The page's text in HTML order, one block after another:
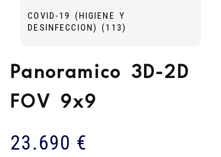
COVID-19 (HIGIENE Y
DESINFECCION) (113)
Panoramico 3D-2D
FOV 9x9
23.690 €